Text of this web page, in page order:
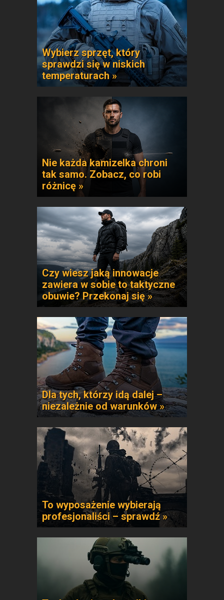
Wybierz sprzęt, który
sprawdzi się w niskich
temperaturach »
Nie każda kamizelka chroni
tak samo. Zobacz, co robi
różnicę »
Czy wiesz jaką innowacje
zawiera w sobie to taktyczne
obuwie? Przekonaj się »
Dla tych, którzy idą dalej –
niezależnie od warunków »
To wyposażenie wybierają
profesjonaliści – sprawdź »